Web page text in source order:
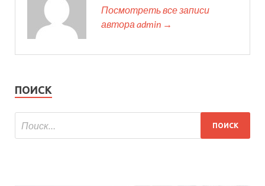
Посмотреть все записи
автора admin →
ПОИСК